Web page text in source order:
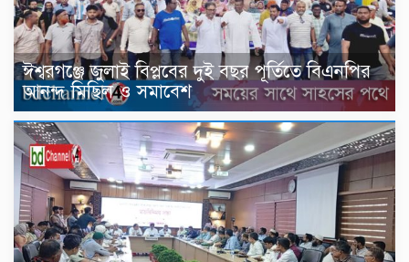
ঈশ্বরগঞ্জে জুলাই বিপ্লবের দুই বছর পূর্তিতে বিএনপির
আনন্দ মিছিল ও সমাবেশ